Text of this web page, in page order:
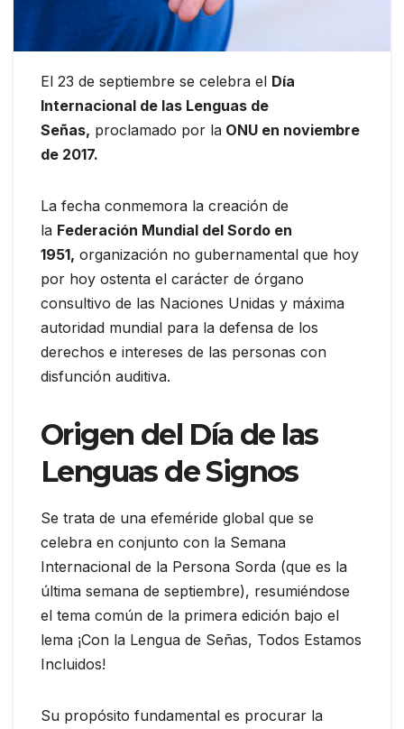
El 23 de septiembre se celebra el Día
Internacional de las Lenguas de
Señas, proclamado por la ONU en noviembre
de 2017.
La fecha conmemora la creación de
la Federación Mundial del Sordo en
1951, organización no gubernamental que hoy
por hoy ostenta el carácter de órgano
consultivo de las Naciones Unidas y máxima
autoridad mundial para la defensa de los
derechos e intereses de las personas con
disfunción auditiva.
Origen del Día de las
Lenguas de Signos
Se trata de una efeméride global que se
celebra en conjunto con la Semana
Internacional de la Persona Sorda (que es la
última semana de septiembre), resumiéndose
el tema común de la primera edición bajo el
lema ¡Con la Lengua de Señas, Todos Estamos
Incluidos!
Su propósito fundamental es procurar la